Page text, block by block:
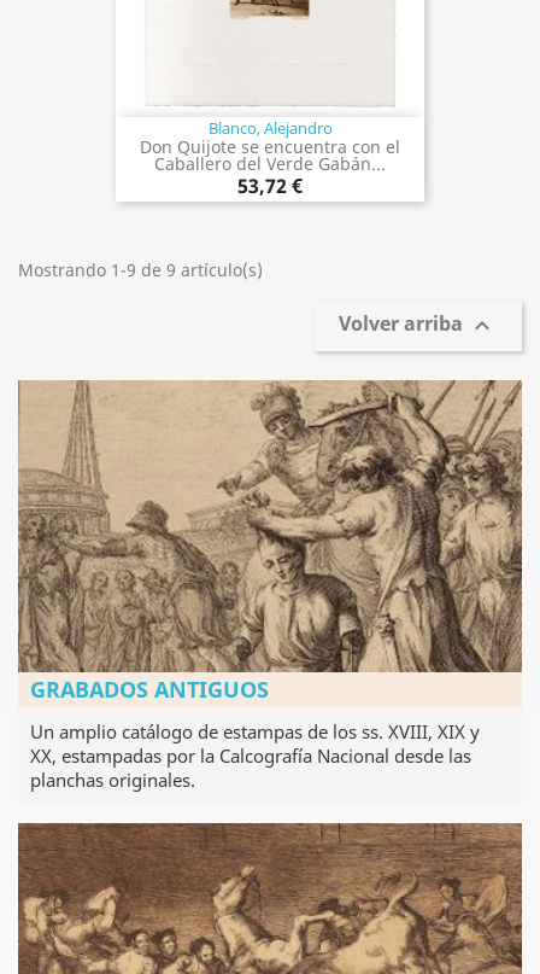
Blanco, Alejandro
Don Quijote se encuentra con el
Caballero del Verde Gabán...
53,72 €
Mostrando 1-9 de 9 artículo(s)
Volver arriba 
GRABADOS ANTIGUOS
Un amplio catálogo de estampas de los ss. XVIII, XIX y
XX, estampadas por la Calcografía Nacional desde las
planchas originales.